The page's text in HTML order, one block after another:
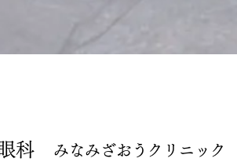
科 みなみざおうクリニック